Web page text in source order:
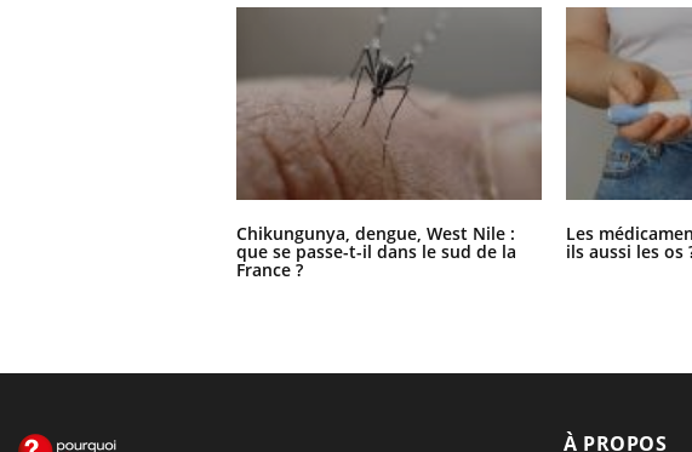
Chikungunya, dengue, West Nile :
que se passe-t-il dans le sud de la
France ?
Les
ils aussi les os
À PROPOS